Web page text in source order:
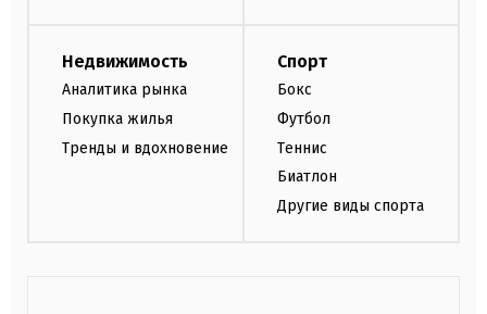
Недвижимость
Аналитика рынка
Покупка жилья
Тренды и вдохновение
Спорт
Бокс
Футбол
Теннис
Биатлон
Другие виды спорта